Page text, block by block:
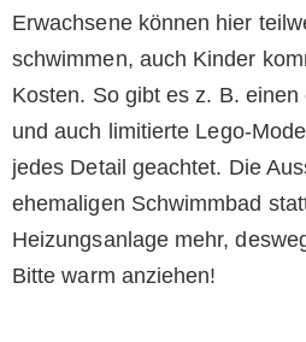
Erwachsene können hier
schwimmen, auch Kinder
Kosten. So gibt es z. B.
und auch limitierte Lego-
jedes Detail geachtet. Die
ehemaligen Schwimmbad
Heizungsanlage mehr,
Bitte warm anziehen!